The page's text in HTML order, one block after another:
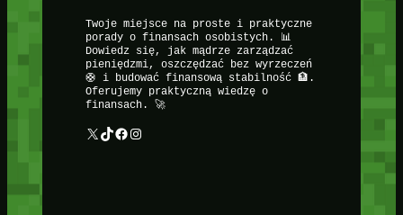
Twoje miejsce na proste i praktyczne
porady o finansach osobistych. 📊
Dowiedz się, jak mądrze zarządzać
pieniędzmi, oszczędzać bez wyrzeczeń
🛟 i budować finansową stabilność 🏦.
Oferujemy praktyczną wiedzę o
finansach. 🚀
X TikTok Facebook Instagram